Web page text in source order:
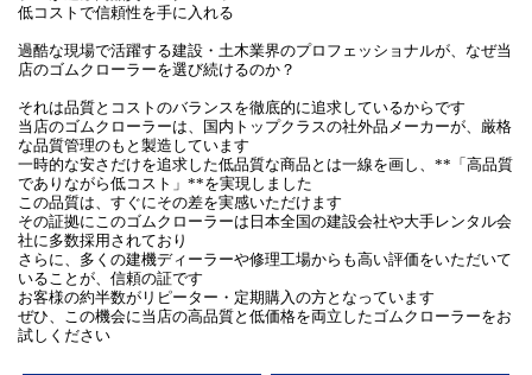
低コストで信頼性を手に入れる
過酷な現場で活躍する建設・土木業界のプロフェッショナルが、なぜ当
店のゴムクローラーを選び続けるのか？
それは品質とコストのバランスを徹底的に追求しているからです
当店のゴムクローラーは、国内トップクラスの社外品メーカーが、厳格
な品質管理のもと製造しています
一時的な安さだけを追求した低品質な商品とは一線を画し、**「高品質
でありながら低コスト」**を実現しました
この品質は、すぐにその差を実感いただけます
その証拠にこのゴムクローラーは日本全国の建設会社や大手レンタル会
社に多数採用されており
さらに、多くの建機ディーラーや修理工場からも高い評価をいただいて
いることが、信頼の証です
お客様の約半数がリピーター・定期購入の方となっています
ぜひ、この機会に当店の高品質と低価格を両立したゴムクローラーをお
試しください